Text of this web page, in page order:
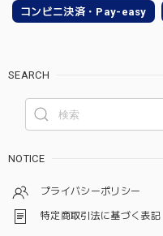
コンビニ決済・Pay-easy
SEARCH
NOTICE
プライバシーポリシー
特定商取引法に基づく表記